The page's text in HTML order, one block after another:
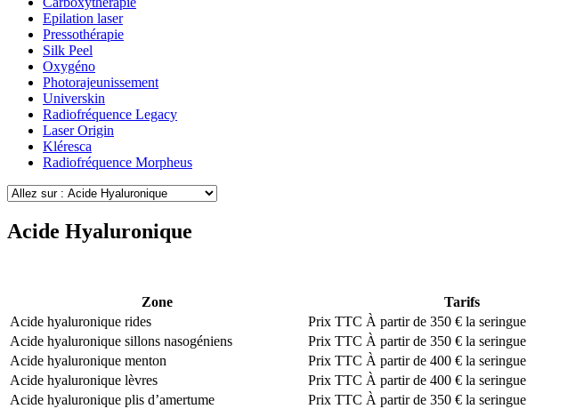
Epilation laser
Pressothérapie
Silk Peel
Oxygéno
Photorajeunissement
Universkin
Radiofréquence Legacy
Laser Origin
Kléresca
Radiofréquence Morpheus
Acide Hyaluronique
Zone
Tarifs
Acide hyaluronique rides
Prix TTC À partir de 350 € la seringue
Acide hyaluronique sillons nasogéniens
Prix TTC À partir de 350 € la seringue
Acide hyaluronique menton
Prix TTC À partir de 400 € la seringue
Acide hyaluronique lèvres
Prix TTC À partir de 400 € la seringue
Acide hyaluronique plis d’amertume
Prix TTC À partir de 350 € la seringue